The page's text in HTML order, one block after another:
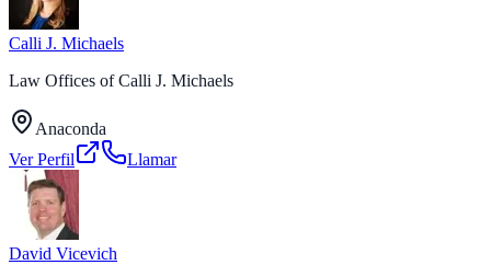
Calli J. Michaels
Law Offices of Calli J. Michaels
Anaconda
Ver Perfil
Llamar
David Vicevich